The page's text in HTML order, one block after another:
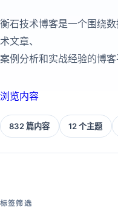
衡石技术博客是一个围绕
术文章、
案例分析和实战经验的博客
浏览内容
832 篇内容 12 个主题
标签筛选